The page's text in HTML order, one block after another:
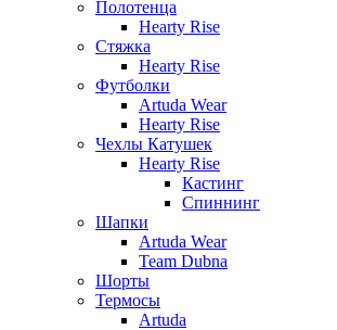
Полотенца
Hearty Rise
Стяжка
Hearty Rise
Футболки
Artuda Wear
Hearty Rise
Чехлы Катушек
Hearty Rise
Кастинг
Спиннинг
Шапки
Artuda Wear
Team Dubna
Шорты
Термосы
Artuda